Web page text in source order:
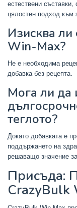
естествени
цялостен подход към
Изисква ли
Win-Max?
Не е необходима
добавка без рецепта.
Мога ли да
теглото?
Докато добавката е
поддържането на
решаващо значение
Присъда:
CrazyBulk